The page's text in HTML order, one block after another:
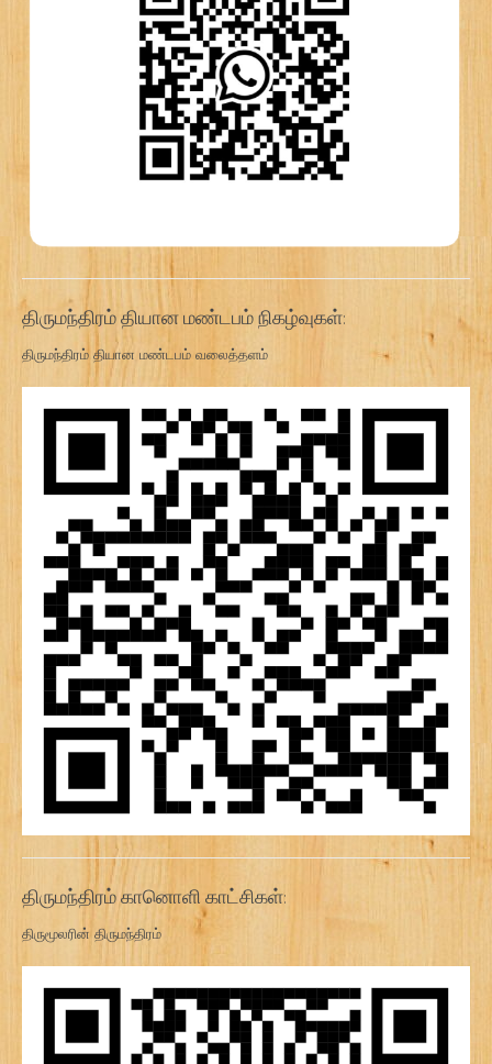
திருமந்திரம் தியான மண்டபம் நிகழ்வுகள்:
திருமந்திரம் தியான மண்டபம் வலைத்தளம்
திருமந்திரம் கானொளி காட்சிகள்:
திருமூலரின் திருமந்திரம்